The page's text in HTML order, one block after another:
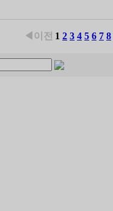
◀이전 1 2 3 4 5 6 7 8